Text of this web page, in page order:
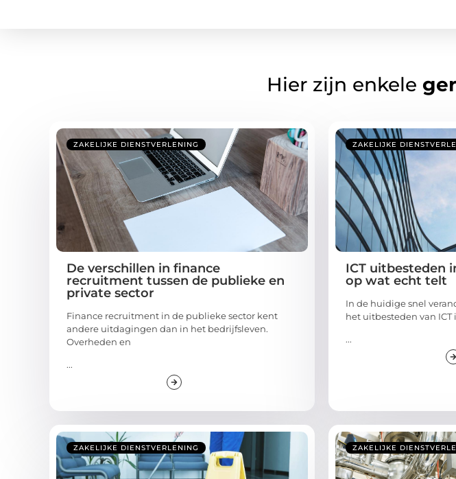
Hier zijn enkele
ZAKELIJKE DIENSTVERLENING
De verschillen in finance
recruitment tussen de publieke en
private sector
Finance recruitment in de publieke sector kent
andere uitdagingen dan in het bedrijfsleven.
Overheden en
...
ZAKELIJKE
ICT uitbesteden
op wat echt telt
In de huidige snel
het uitbesteden van ICT
...
ZAKELIJKE DIENSTVERLENING ZAKELIJKE